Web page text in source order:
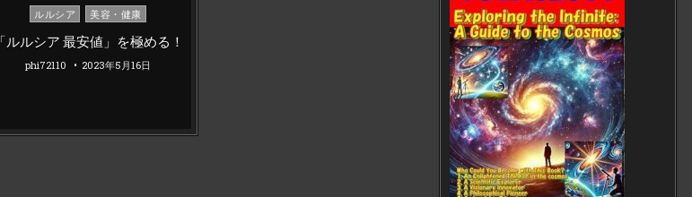
Posted
ルルシア 美容・健康
「ルルシア 最安値」を極める！
phi72110 2023年5月16日